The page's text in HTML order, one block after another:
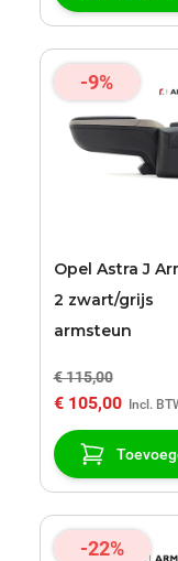
-9%
Opel Astra J
2 zwart/grijs
armsteun
€ 115,00
€ 105,00
-22%